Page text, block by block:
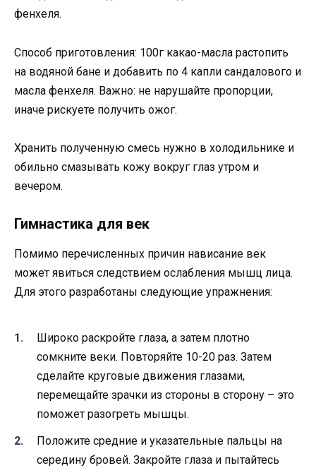
фенхеля.
Способ приготовления: 100г какао-масла растопить
на водяной бане и добавить по 4 капли сандалового и
масла фенхеля. Важно: не нарушайте пропорции,
иначе рискуете получить ожог.
Хранить полученную смесь нужно в холодильнике и
обильно смазывать кожу вокруг глаз утром и
вечером.
Гимнастика для век
Помимо перечисленных причин нависание век
может явиться следствием ослабления мышц лица.
Для этого разработаны следующие упражнения:
Широко раскройте глаза, а затем плотно
сомкните веки. Повторяйте 10-20 раз. Затем
сделайте круговые движения глазами,
перемещайте зрачки из стороны в сторону – это
поможет разогреть мышцы.
Положите средние и указательные пальцы на
середину бровей. Закройте глаза и пытайтесь